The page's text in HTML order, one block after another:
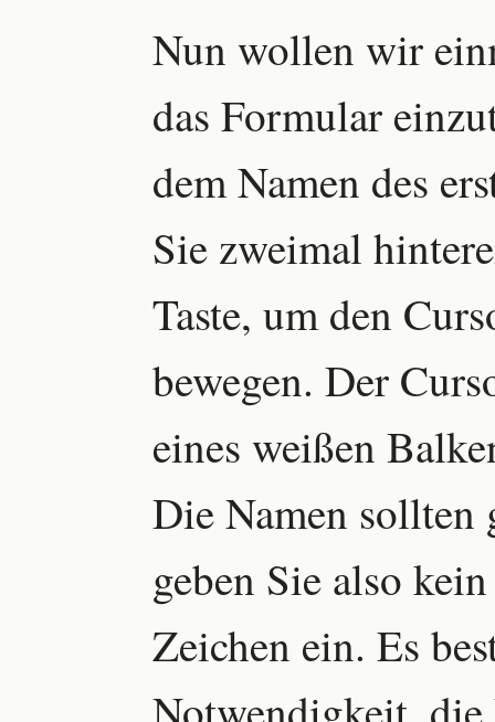
Nun wollen wir
das Formular
dem Namen des
Sie zweimal
Taste, um den
bewegen. Der
eines weißen
Die Namen sollten
geben Sie also
Zeichen ein. Es